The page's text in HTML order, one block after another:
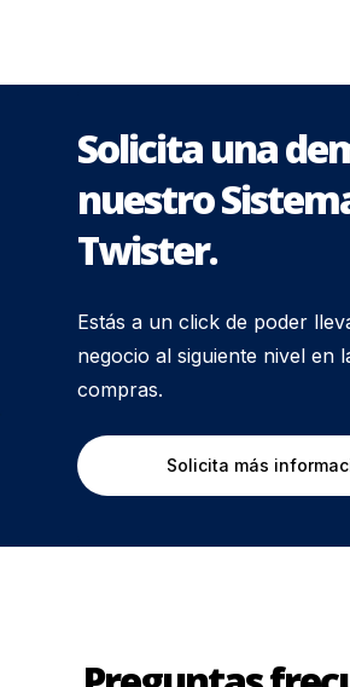
Solicita una
nuestro
Twister.
Estás a un click de poder
negocio al siguiente nivel en
compras.
Solicita más